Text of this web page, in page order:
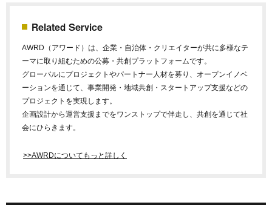
Related Service
AWRD（アワード）は、企業・自治体・クリエイターが共に多様なテ
ーマに取り組むための公募・共創プラットフォームです。
グローバルにプロジェクトやパートナー人材を募り、オープンイノベ
ーションを通じて、事業開発・地域共創・スタートアップ支援などの
プロジェクトを実現します。
企画設計から運営支援までをワンストップで伴走し、共創を通じて社
会にひらきます。
>>AWRDについてもっと詳しく